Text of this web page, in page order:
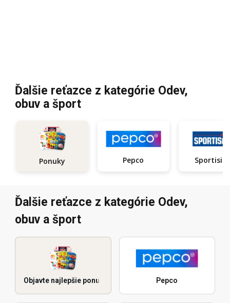
Ďalšie reťazce z kategórie Odev,
obuv a šport
Ponuky Pepco
Ďalšie reťazce z kategórie Odev,
obuv a šport
Objavte najlepšie ponuky Pepco